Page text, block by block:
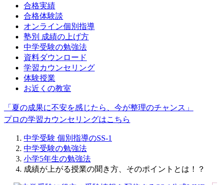
合格実績
合格体験談
オンライン個別指導
塾別 成績の上げ方
中学受験の勉強法
資料ダウンロード
学習カウンセリング
体験授業
お近くの教室
「夏の成果に不安を感じたら、今が整理のチャンス」
プロの学習カウンセリングはこちら
中学受験 個別指導のSS-1
中学受験の勉強法
小学5年生の勉強法
成績が上がる授業の聞き方、そのポイントとは！？